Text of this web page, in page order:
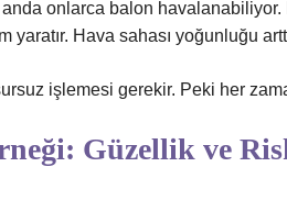
onlarca balon
yaratır. Hava sahası yoğunluğu
işlemesi gerekir. Peki her
Güzellik ve